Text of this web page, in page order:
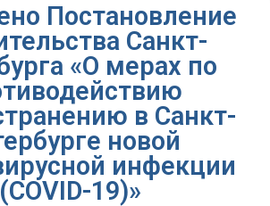
Постановление
Санкт-
«О мерах по
в Санкт-
новой
инфекции
(COVID-19)»